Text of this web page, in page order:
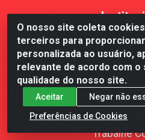
O nosso site coleta
terceiros para
personalizada ao usuário,
relevante de acordo com
qualidade do nosso site.
Aceitar
Negar não
Preferências de Cookies
Nosso
Primeiro
Redes
Trabalhe